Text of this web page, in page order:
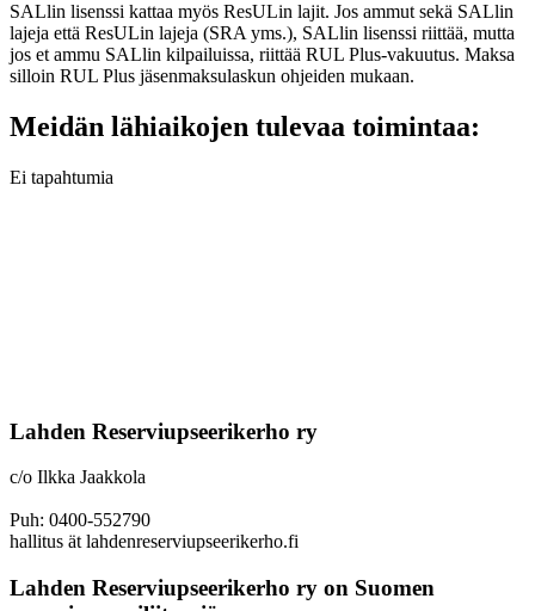
SALlin lisenssi kattaa myös ResULin lajit. Jos ammut sekä SALlin
lajeja että ResULin lajeja (SRA yms.), SALlin lisenssi riittää, mutta
jos et ammu SALlin kilpailuissa, riittää RUL Plus-vakuutus. Maksa
silloin RUL Plus jäsenmaksulaskun ohjeiden mukaan.
Meidän lähiaikojen tulevaa toimintaa:
Ei tapahtumia
Lahden Reserviupseerikerho ry
c/o Ilkka Jaakkola
Puh: 0400-552790
hallitus ät lahdenreserviupseerikerho.fi
Lahden Reserviupseerikerho ry on Suomen